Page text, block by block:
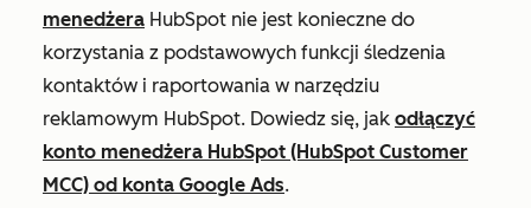
menedżera HubSpot nie jest konieczne do
korzystania z podstawowych funkcji śledzenia
kontaktów i raportowania w narzędziu
reklamowym HubSpot. Dowiedz się, jak odłączyć
konto menedżera HubSpot (HubSpot Customer
MCC) od konta Google Ads.